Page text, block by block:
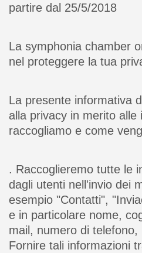
partire dal 25/5/2018
La symphonia chamber
nel proteggere la tua
La presente informativa
alla privacy in merito alle
raccogliamo e come
. Raccoglieremo tutte le
dagli utenti nell'invio dei
esempio "Contatti",
e in particolare nome,
mail, numero di telefono,
Fornire tali informazioni